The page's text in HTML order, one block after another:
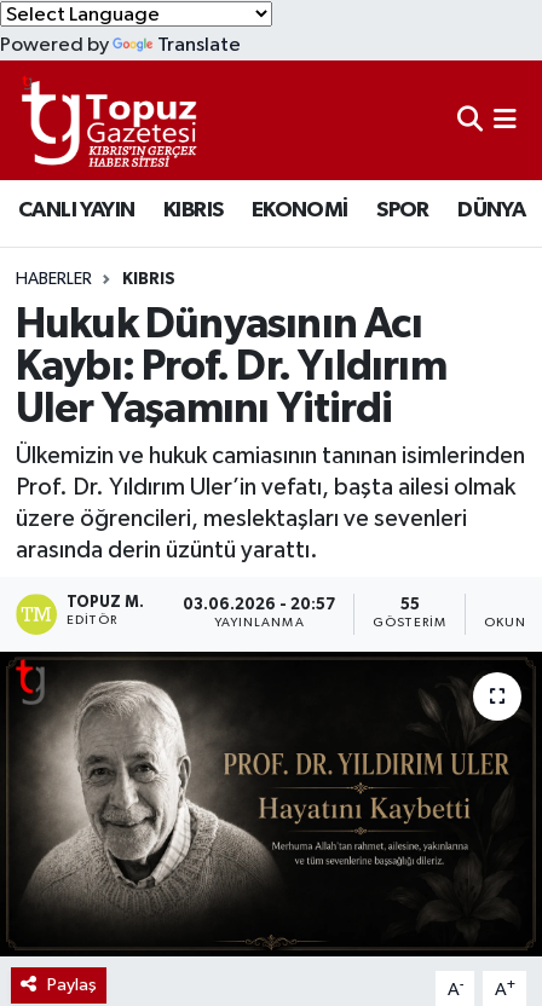
Powered by Translate
CANLI YAYIN KIBRIS EKONOMİ SPOR DÜNYA
HABERLER KIBRIS
Hukuk Dünyasının Acı
Kaybı: Prof. Dr. Yıldırım
Uler Yaşamını Yitirdi
Ülkemizin ve hukuk camiasının tanınan isimlerinden
Prof. Dr. Yıldırım Uler’in vefatı, başta ailesi olmak
üzere öğrencileri, meslektaşları ve sevenleri
arasında derin üzüntü yarattı.
TOPUZ M.
EDITÖR
03.06.2026 - 20:57
YAYINLANMA
55
GÖSTERIM
Paylaş A- A+
KIBRIS
DÜNYA
EKONOMİ
MAGAZİN
SAĞLIK
SPOR
TEKNOLOJİ
TÜRKİYE
Lefkoşa Nöbetçi Eczaneler
Lefkoşa Hava Durumu
Lefkoşa Trafik Yoğunluk Haritası
Süper Lig Puan Durumu ve Fikstür
Tüm Manşetler
Son Dakika Haberleri
Haber Arşivi